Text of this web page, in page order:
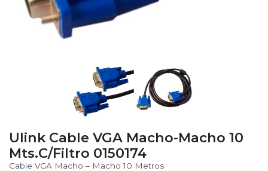
Ulink Cable VGA Macho-Macho 10
Mts.C/Filtro 0150174
Cable VGA Macho – Macho 10 Metros